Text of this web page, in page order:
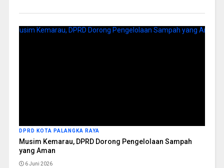
DPRD KOTA PALANGKA RAYA
Musim Kemarau, DPRD Dorong Pengelolaan Sampah
yang Aman
6 Juni 2026